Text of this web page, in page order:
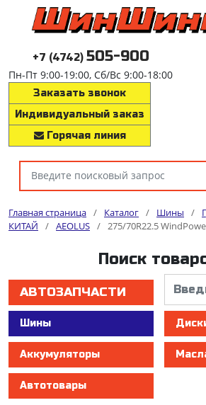
+7 (4742) 505-900
Пн-Пт 9:00-19:00, Сб/Вс 9:00-18:00
Заказать звонок
Индивидуальный заказ
Горячая линия
Главная страница / Каталог / Шины /
КИТАЙ
/ AEOLUS / 275/70R22.5
Поиск
АВТОЗАПЧАСТИ
Шины
Аккумуляторы
Автотовары